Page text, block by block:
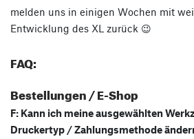
melden uns in einigen Wochen mit
Entwicklung des XL zurück 😉
FAQ:
Bestellungen / E-Shop
F: Kann ich meine ausgewählten
Druckertyp / Zahlungsmethode